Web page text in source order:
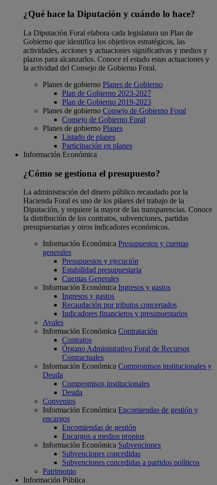
¿Qué hace la Diputación y cuándo lo hace?
La Diputación Foral elabora cada legislatura un Plan de
Gobierno que identifica los objetivos estratégicos, las
actividades, acciones y actuaciones significativas y medios y
plazos para alcanzarlos. Conoce el estado estas actuaciones y
la actividad del Consejo de Gobierno Foral.
Planes de gobierno Planes de Gobierno
Plan de Gobierno 2023-2027
Plan de Gobierno 2019-2023
Planes de gobierno Consejo de Gobierno Foral
Consejo de Gobierno Foral
Planes de gobierno Planes
Listado de planes
Participación en planes
Información Económica
¿Cómo se gestiona el presupuesto?
La administración del dinero público recaudado por la
Hacienda Foral es uno de los pilares del trabajo de la
Diputación, y requiere la mayor de las transparencias. Conoce
la distribución de los contratos, subvenciones, partidas
presupuestarias y otros indicadores económicos.
Información Económica Presupuestos y cuentas
generales
Presupuestos y ejecución
Estabilidad presupuestaria
Cuentas Generales
Información Económica Ingresos y gastos
Ingresos y gastos
Recaudación por tributos concertados
Indicadores financieros y presupuestarios
Avales
Información Económica Contratación
Contratos
Órgano Administrativo Foral de Recursos
Contractuales
Información Económica Compromisos institucionales y
Deuda
Compromisos institucionales
Deuda
Convenios
Información Económica Encomiendas de gestión y
encargos
Encomiendas de gestión
Encargos a medios propios
Información Económica Subvenciones
Subvenciones concedidas
Subvenciones concedidas a partidos políticos
Patrimonio
Información Pública